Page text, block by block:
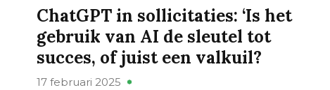
ChatGPT in sollicitaties: ‘Is het
gebruik van AI de sleutel tot
succes, of juist een valkuil?
17 februari 2025